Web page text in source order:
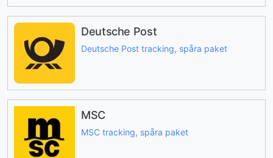
Deutsche Post
Deutsche Post tracking, spåra paket
MSC
MSC tracking, spåra paket